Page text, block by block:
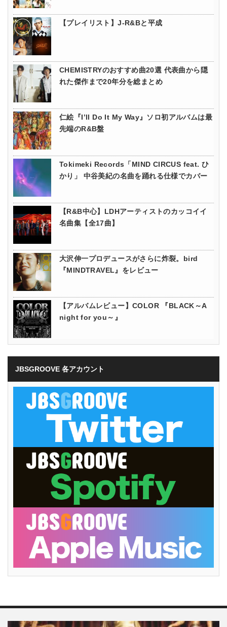
【プレイリスト】J-R&Bと平成
CHEMISTRYのおすすめ曲20選 代表曲から隠
れた傑作まで20年分を総まとめ
仁絵『I’ll Do It My Way』ソロ初アルバムは最
先端のR&B盤
Tokimeki Records「MIND CIRCUS feat. ひ
かり」 中谷美紀の名曲を踊れる仕様でカバー
【R&B中心】LDHアーティストのカッコイイ
名曲集【全17曲】
大沢伸一プロデュースがさらに炸裂。bird
『MINDTRAVEL』をレビュー
【アルバムレビュー】COLOR 『BLACK～A
night for you～』
JBSGROOVE 各アカウント